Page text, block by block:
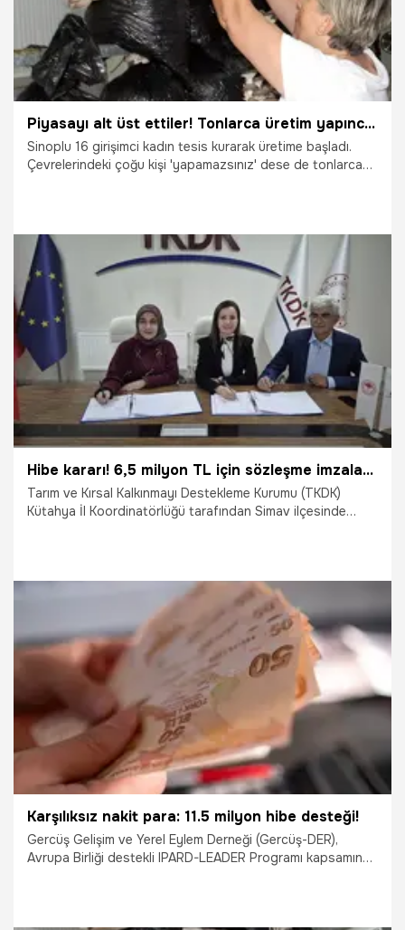
Piyasayı alt üst ettiler! Tonlarca üretim yapınca fiyatlar yarıya düştü, Sinoplu kadınlardan girişimcilik dersi
Sinoplu 16 girişimci kadın tesis kurarak üretime başladı.
Çevrelerindeki çoğu kişi 'yapamazsınız' dese de tonlarca
TL'ye satılan ürünü, hasat bereketi nedeniyle 100 liraya
satıyorlar. İşte ilham veren hikayenin ayrıntıları...
14.06.2026 Ekonomi
Hibe kararı! 6,5 milyon TL için sözleşme imzalandı
Tarım ve Kırsal Kalkınmayı Destekleme Kurumu (TKDK)
Kütahya İl Koordinatörlüğü tarafından Simav ilçesinde
10.03.2026 Gündem
Karşılıksız nakit para: 11.5 milyon hibe desteği!
Gercüş Gelişim ve Yerel Eylem Derneği (Gercüş-DER),
Avrupa Birliği destekli IPARD-LEADER Programı kapsamında